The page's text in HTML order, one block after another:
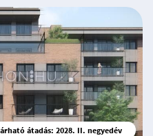
átadás: 2028. II. negyedév